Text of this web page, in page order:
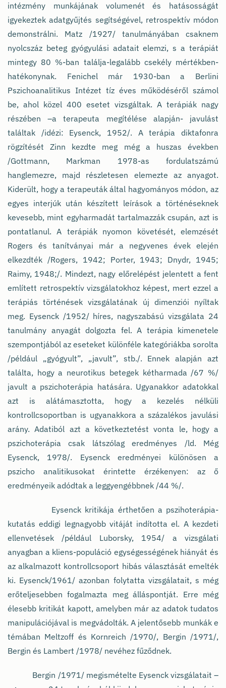
intézmény munkájának volumenét és hatásosságát
igyekeztek adatgyűjtés segítségével, retrospektív módon
demonstrálni. Matz /1927/ tanulmányában csaknem
nyolcszáz beteg gyógyulási adatait elemzi, s a terápiát
mintegy 80 %-ban találja-legalább csekély mértékben-
hatékonynak. Fenichel már 1930-ban a Berlini
Pszichoanalitikus Intézet tíz éves működéséről számol
be, ahol közel 400 esetet vizsgáltak. A terápiák nagy
részében –a terapeuta megítélése alapján- javulást
találtak /idézi: Eysenck, 1952/. A terápia diktafonra
rögzítését Zinn kezdte meg még a huszas években
/Gottmann, Markman 1978-as fordulatszámú
hanglemezre, majd részletesen elemezte az anyagot.
Kiderült, hogy a terapeuták által hagyományos módon, az
egyes interjúk után készített leírások a történéseknek
kevesebb, mint egyharmadát tartalmazzák csupán, azt is
pontatlanul. A terápiák nyomon követését, elemzését
Rogers és tanítványai már a negyvenes évek elején
elkezdték /Rogers, 1942; Porter, 1943; Dnydr, 1945;
Raimy, 1948;/. Mindezt, nagy előrelépést jelentett a fent
említett retrospektív vizsgálatokhoz képest, mert ezzel a
terápiás történések vizsgálatának új dimenziói nyíltak
meg. Eysenck /1952/ híres, nagyszabású vizsgálata 24
tanulmány anyagát dolgozta fel. A terápia kimenetele
szempontjából az eseteket különféle kategóriákba sorolta
/például „gyógyult”, „javult”, stb./. Ennek alapján azt
találta, hogy a neurotikus betegek kétharmada /67 %/
javult a pszichoterápia hatására. Ugyanakkor adatokkal
azt is alátámasztotta, hogy a kezelés nélküli
kontrollcsoportban is ugyanakkora a százalékos javulási
arány. Adatiból azt a következtetést vonta le, hogy a
pszichoterápia csak látszólag eredményes /ld. Még
Eysenck, 1978/. Eysenck eredményei különösen a
pszicho analitikusokat érintette érzékenyen: az ő
eredményeik adódtak a leggyengébbnek /44 %/.
Eysenck kritikája érthetően a pszihoterápia-
kutatás eddigi legnagyobb vitáját indította el. A kezdeti
ellenvetések /például Luborsky, 1954/ a vizsgálati
anyagban a kliens-populáció egységességének hiányát és
az alkalmazott kontrollcsoport hibás választását emelték
ki. Eysenck/1961/ azonban folytatta vizsgálatait, s még
erőteljesebben fogalmazta meg álláspontját. Erre még
élesebb kritikát kapott, amelyben már az adatok tudatos
manipulációjával is megvádolták. A jelentősebb munkák e
témában Meltzoff és Kornreich /1970/, Bergin /1971/,
Bergin és Lambert /1978/ nevéhez fűződnek.
Bergin /1971/ megismételte Eysenck vizsgálatait –